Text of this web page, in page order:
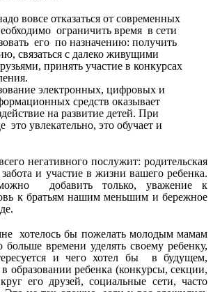
вовсе отказаться от современных
ограничить время в сети
его по назначению: получить
связаться с далеко живущими
принять участие в конкурсах
направления.
электронных, цифровых и
средств оказывает
на развитие детей. При
это увлекательно, это обучает и
негативного послужит: родительская
и участие в жизни вашего ребенка.
добавить только, уважение к
к братьям нашим меньшим и бережное
хотелось бы пожелать молодым мамам
времени уделять своему ребенку,
и чего хотел бы в будущем,
образовании ребенка (конкурсы, секции,
его друзей, социальные сети, часто